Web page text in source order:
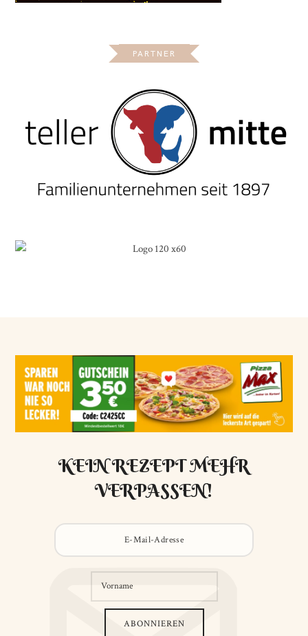
PARTNER
KEIN REZEPT MEHR
VERPASSEN!